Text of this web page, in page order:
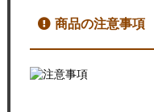
商品の注意事項